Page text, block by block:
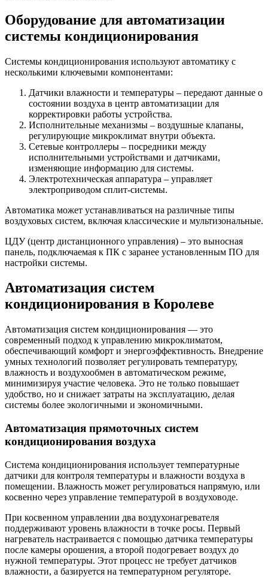
Оборудование для автоматизации
системы кондиционирования
Системы кондиционирования используют автоматику с
несколькими ключевыми компонентами:
Датчики влажности и температуры – передают данные о
состоянии воздуха в центр автоматизации для
корректировки работы устройства.
Исполнительные механизмы – воздушные клапаны,
регулирующие микроклимат внутри объекта.
Сетевые контроллеры – посредники между
исполнительными устройствами и датчиками,
изменяющие информацию для системы.
Электротехническая аппаратура – управляет
электроприводом сплит-системы.
Автоматика может устанавливаться на различные типы
воздуховых систем, включая классические и мультизональные.
ЦДУ (центр дистанционного управления) – это выносная
панель, подключаемая к ПК с заранее установленным ПО для
настройки системы.
Автоматизация систем
кондиционирования в Королеве
Автоматизация систем кондиционирования — это
современный подход к управлению микроклиматом,
обеспечивающий комфорт и энергоэффективность. Внедрение
умных технологий позволяет регулировать температуру,
влажность и воздухообмен в автоматическом режиме,
минимизируя участие человека. Это не только повышает
удобство, но и снижает затраты на эксплуатацию, делая
системы более экологичными и экономичными.
Автоматизация прямоточных систем
кондиционирования воздуха
Система кондиционирования использует температурные
датчики для контроля температуры и влажности воздуха в
помещении. Влажность может регулироваться напрямую, или
косвенно через управление температурой в воздуховоде.
При косвенном управлении два воздухонагревателя
поддерживают уровень влажности в точке росы. Первый
нагреватель настраивается с помощью датчика температуры
после камеры орошения, а второй подогревает воздух до
нужной температуры. Этот процесс не требует датчиков
влажности, а базируется на температурном регуляторе.